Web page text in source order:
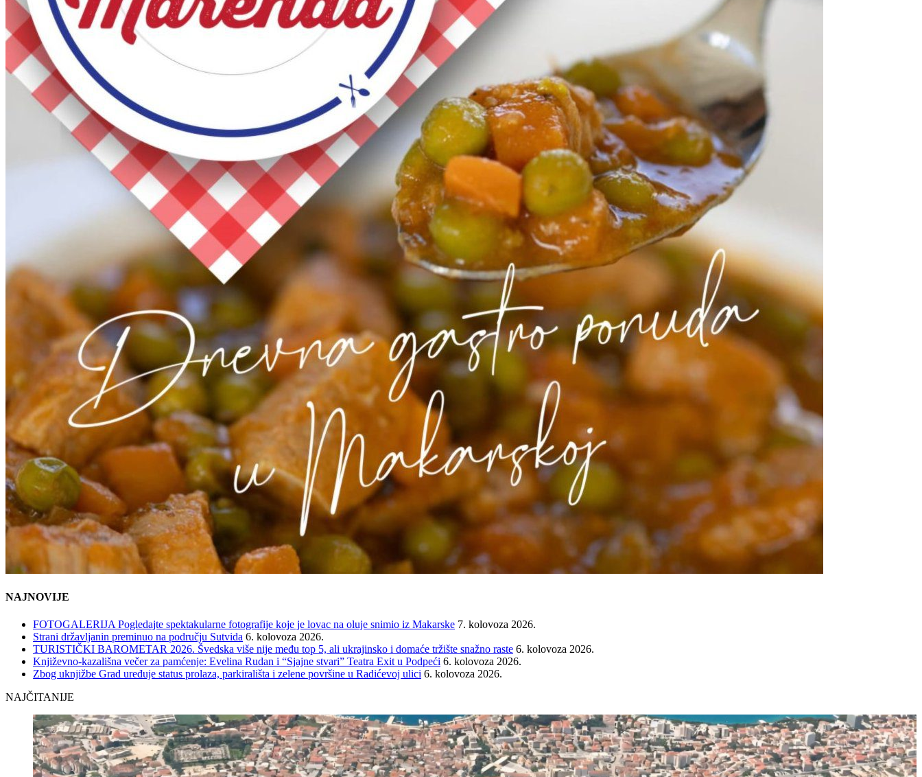
NAJNOVIJE
FOTOGALERIJA Pogledajte spektakularne fotografije koje je lovac na oluje snimio iz Makarske 7. kolovoza 2026.
Strani državljanin preminuo na području Sutvida 6. kolovoza 2026.
TURISTIČKI BAROMETAR 2026. Švedska više nije među top 5, ali ukrajinsko i domaće tržište snažno raste 6. kolovoza 2026.
Književno-kazališna večer za pamćenje: Evelina Rudan i “Sjajne stvari” Teatra Exit u Podpeći 6. kolovoza 2026.
Zbog uknjižbe Grad uređuje status prolaza, parkirališta i zelene površine u Radićevoj ulici 6. kolovoza 2026.
NAJČITANIJE